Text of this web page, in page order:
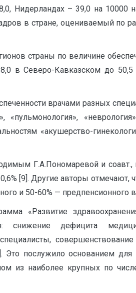
Нидерландах – 39,0 на 10000
в стране, оцениваемый по
страны по величине
в Северо-Кавказском до
врачами разных
«акушерство-
Г.А.Пономаревой и соавт.,
[9]. Другие авторы отмечают,
и 50-60% — предпенсионного
«Развитие
снижение дефицита
Это послужило основанием
из наиболее крупных по